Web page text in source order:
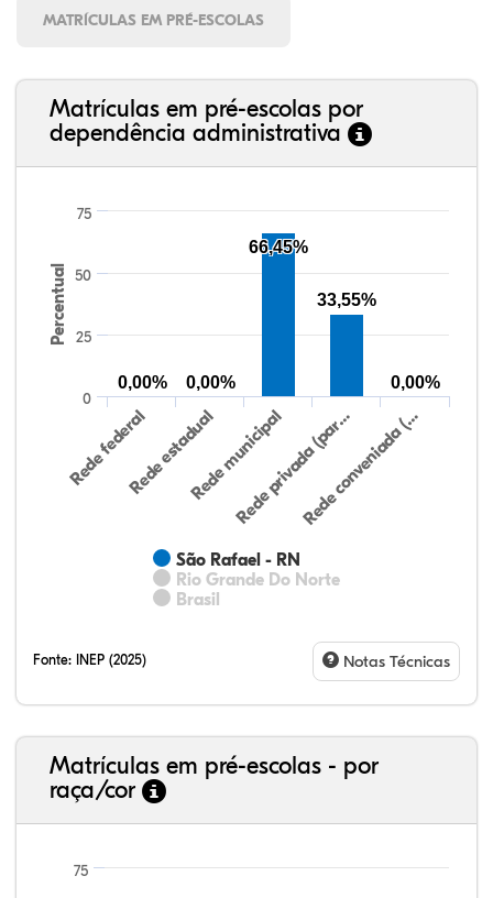
MATRÍCULAS EM PRÉ-ESCOLAS
Matrículas em pré-escolas por
dependência administrativa
Percentual
São Rafael - RN
Rio Grande Do Norte
Brasil
Rede federalRede estadualRede municipal
Rede privada (par…Rede conveniada (…
0
25
50
75
0,00% 0,00%
66,45%
33,55%
0,00%
Fonte: INEP (2025) Notas Técnicas
Matrículas em pré-escolas - por
raça/cor
75